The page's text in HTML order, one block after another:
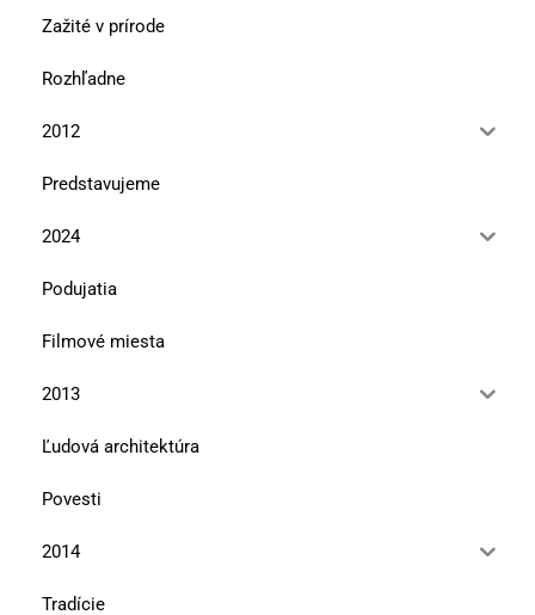
Zažité v prírode
Rozhľadne
2012
Predstavujeme
2024
Podujatia
Filmové miesta
2013
Ľudová architektúra
Povesti
2014
Tradície